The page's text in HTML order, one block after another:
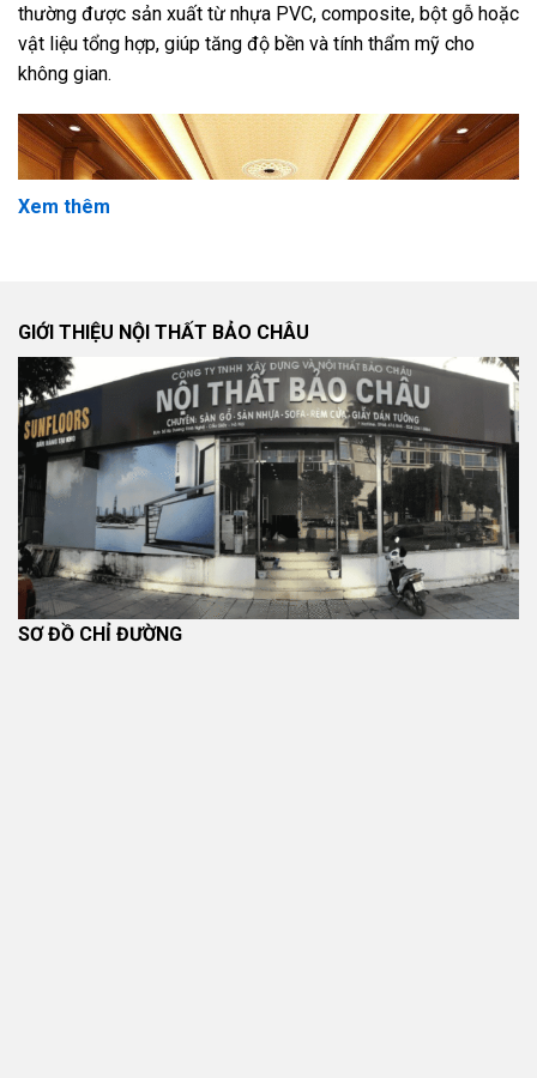
thường được sản xuất từ nhựa PVC, composite, bột gỗ hoặc
vật liệu tổng hợp, giúp tăng độ bền và tính thẩm mỹ cho
không gian.
Ngày nay,tấm ốp tường nội thất
không chỉ đóng vai trò bảo
vệ tường mà còn trở thành một yếu tố quan trọng trong thiết
kế không gian. Chúng có thể tạo điểm nhấn cho phòng khách,
phòng ngủ hoặc khu vực làm việc.
Xem thêm
GIỚI THIỆU NỘI THẤT BẢO CHÂU
SƠ ĐỒ CHỈ ĐƯỜNG